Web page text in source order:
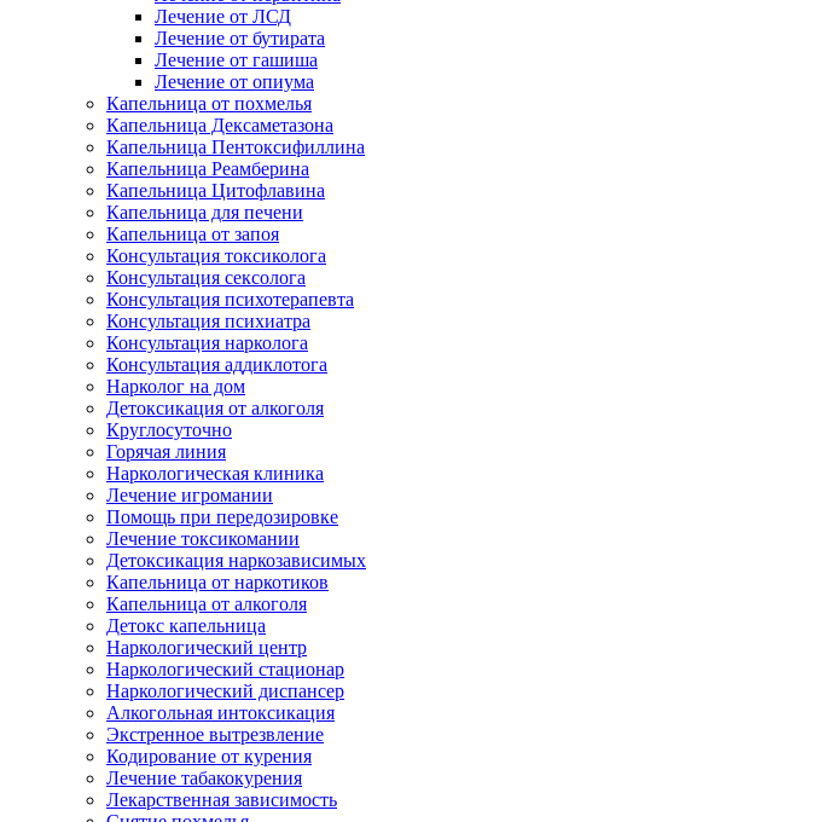
Лечение от ЛСД
Лечение от бутирата
Лечение от гашиша
Лечение от опиума
Капельница от похмелья
Капельница Дексаметазона
Капельница Пентоксифиллина
Капельница Реамберина
Капельница Цитофлавина
Капельница для печени
Капельница от запоя
Консультация токсиколога
Консультация сексолога
Консультация психотерапевта
Консультация психиатра
Консультация нарколога
Консультация аддиклотога
Нарколог на дом
Детоксикация от алкоголя
Круглосуточно
Горячая линия
Наркологическая клиника
Лечение игромании
Помощь при передозировке
Лечение токсикомании
Детоксикация наркозависимых
Капельница от наркотиков
Капельница от алкоголя
Детокс капельница
Наркологический центр
Наркологический стационар
Наркологический диспансер
Алкогольная интоксикация
Экстренное вытрезвление
Кодирование от курения
Лечение табакокурения
Лекарственная зависимость